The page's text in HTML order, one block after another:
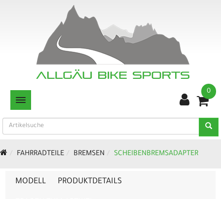
TOGGLE NAVIGATION
0
FAHRRADTEILE BREMSEN SCHEIBENBREMSADAPTER
MODELL PRODUKTDETAILS